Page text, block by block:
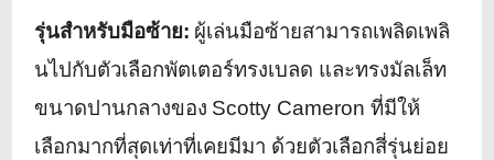
รุ่นสำหรับมือซ้าย: ผู้เล่นมือซ้ายสามารถเพลิดเพลิ
นไปกับตัวเลือกพัตเตอร์ทรงเบลด และทรงมัลเล็ท
ขนาดปานกลางของ Scotty Cameronที่มีให้
เลือกมากที่สุดเท่าที่เคยมีมา ด้วยตัวเลือกสี่รุ่นย่อย